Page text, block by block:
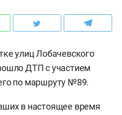
улиц Лобачевского
ДТП с участием
по маршруту №89.
в настоящее время